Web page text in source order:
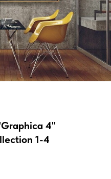
4"
1-4